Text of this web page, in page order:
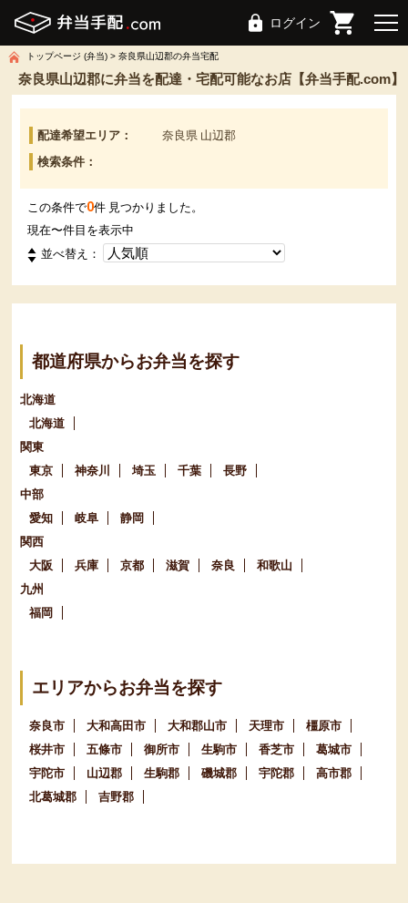
ログイン
トップページ (弁当) 奈良県山辺郡の弁当宅配
奈良県山辺郡に弁当を配達・宅配可能なお店【弁当手配.com】
配達希望エリア：
奈良県 山辺郡
検索条件：
この条件で0件 見つかりました。
現在〜件目を表示中
並べ替え：
都道府県からお弁当を探す
北海道
北海道
関東
東京
神奈川 埼玉 千葉
長野
中部
愛知
岐阜
静岡
関西
大阪
兵庫 京都 滋賀 奈良
和歌山
九州
福岡
エリアからお弁当を探す
奈良市 大和高田市 大和郡山市 天理市
橿原市
桜井市
五條市 御所市 生駒市 香芝市
葛城市
宇陀市
山辺郡 生駒郡 磯城郡 宇陀郡
高市郡
北葛城郡
吉野郡